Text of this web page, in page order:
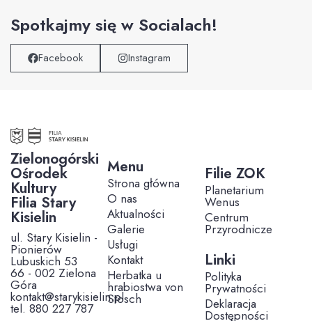
Spotkajmy się w Socialach!
Facebook Instagram
Zielonogórski
Ośrodek
Kultury
Filia Stary
Kisielin
ul. Stary Kisielin -
Pionierów
Lubuskich 53
66 - 002 Zielona
Góra
kontakt@starykisielin.pl
tel. 880 227 787
Menu
Strona główna
O nas
Aktualności
Galerie
Usługi
Kontakt
Herbatka u
hrabiostwa von
Stosch
Filie ZOK
Planetarium
Wenus
Centrum
Przyrodnicze
Linki
Polityka
Prywatności
Deklaracja
Dostępności